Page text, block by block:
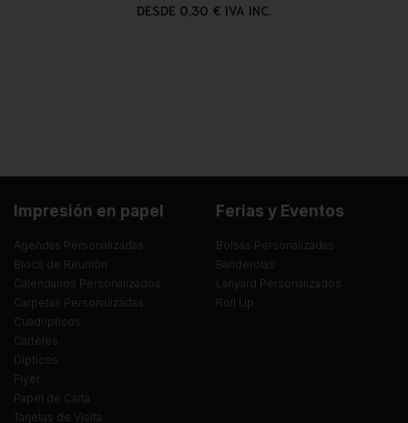
DESDE 0,30 € IVA INC.
Impresión en papel
Agendas Personalizadas
Blocs de Reunión
Calendarios Personalizados
Carpetas Personalizadas
Cuadrípticos
Carteles
Dípticos
Flyer
Papel de Carta
Tarjetas de Visita
Ferias y Eventos
Bolsas Personalizadas
Banderolas
Lanyard Personalizados
Roll Up